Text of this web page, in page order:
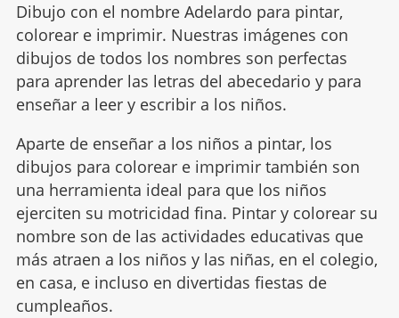
Dibujo con el nombre Adelardo para pintar,
colorear e imprimir. Nuestras imágenes con
dibujos de todos los nombres son perfectas
para aprender las letras del abecedario y para
enseñar a leer y escribir a los niños.
Aparte de enseñar a los niños a pintar, los
dibujos para colorear e imprimir también son
una herramienta ideal para que los niños
ejerciten su motricidad fina. Pintar y colorear su
nombre son de las actividades educativas que
más atraen a los niños y las niñas, en el colegio,
en casa, e incluso en divertidas fiestas de
cumpleaños.